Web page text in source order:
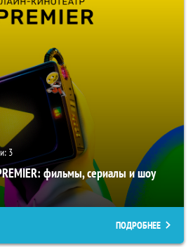
3
фильмы, сериалы и шоу
ПОДРОБНЕЕ